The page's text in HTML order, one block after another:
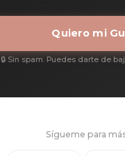
Quiero mi
🔒 Sin spam. Puedes darte de
Sígueme para